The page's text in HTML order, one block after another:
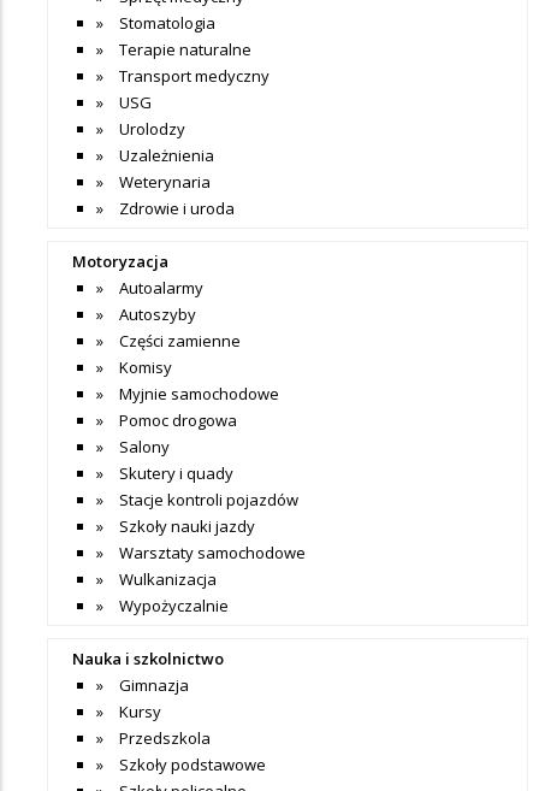
Stomatologia
Terapie naturalne
Transport medyczny
USG
Urolodzy
Uzależnienia
Weterynaria
Zdrowie i uroda
Motoryzacja
Autoalarmy
Autoszyby
Części zamienne
Komisy
Myjnie samochodowe
Pomoc drogowa
Salony
Skutery i quady
Stacje kontroli pojazdów
Szkoły nauki jazdy
Warsztaty samochodowe
Wulkanizacja
Wypożyczalnie
Nauka i szkolnictwo
Gimnazja
Kursy
Przedszkola
Szkoły podstawowe